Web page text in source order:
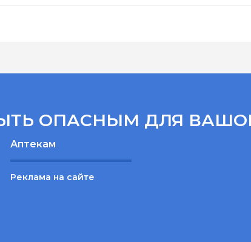
ОПАСНЫМ ДЛЯ
Аптекам
Реклама на сайте